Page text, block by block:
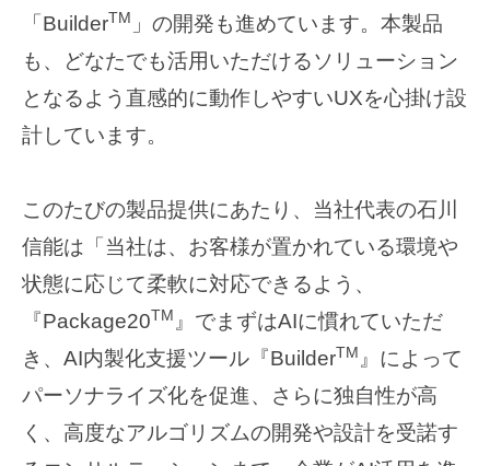
「BuilderTM 」の開発も進めています。本製品
も、どなたでも活用いただけるソリューション
となるよう直感的に動作しやすいUXを心掛け設
計しています。
このたびの製品提供にあたり、当社代表の石川
信能は「当社は、お客様が置かれている環境や
状態に応じて柔軟に対応できるよう、
『Package20TM 』でまずはAIに慣れていただ
き、AI内製化支援ツール『BuilderTM 』によって
パーソナライズ化を促進、さらに独自性が高
く、高度なアルゴリズムの開発や設計を受諾す